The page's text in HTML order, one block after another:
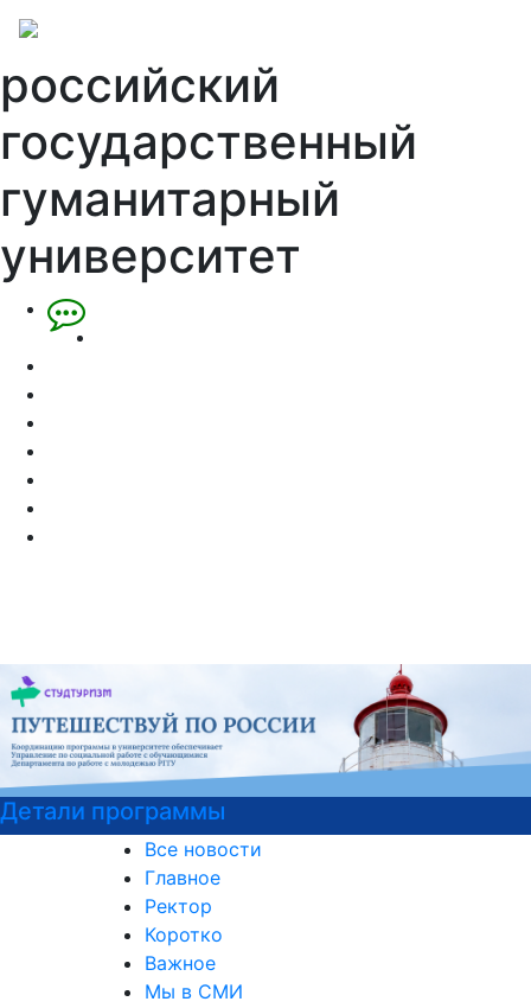
российский
государственный
гуманитарный
университет
Курсы немецкого языка
Все новости
Главное
Ректор
Коротко
Важное
Мы в СМИ